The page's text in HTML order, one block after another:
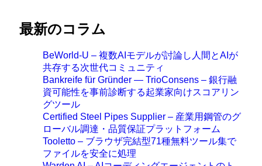
最新のコラム
BeWorld-U – 複数AIモデルが討論し人間とAIが
共存する次世代コミュニティ
Bankreife für Gründer — TrioConsens – 銀行融
資可能性を事前診断する起業家向けスコアリン
グツール
Certified Steel Pipes Supplier – 産業用鋼管のグ
ローバル調達・品質保証プラットフォーム
Tooletto – ブラウザ完結型71種無料ツール集で
ファイルを安全に処理